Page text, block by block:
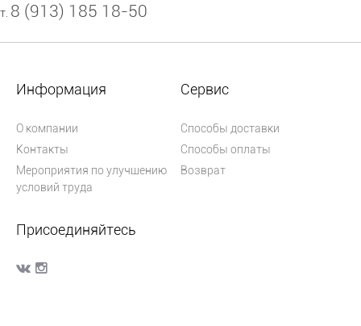
т. 8 (913) 185 18-50
Информация
О компании
Контакты
Мероприятия по улучшению
условий труда
Сервис
Способы доставки
Способы оплаты
Возврат
Присоединяйтесь